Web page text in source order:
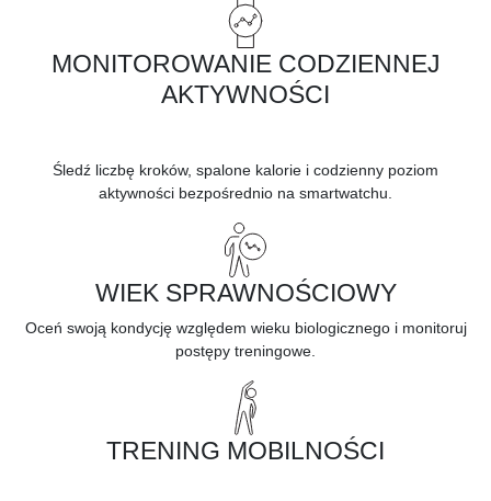
MONITOROWANIE CODZIENNEJ
AKTYWNOŚCI
Śledź liczbę kroków, spalone kalorie i codzienny poziom
aktywności bezpośrednio na smartwatchu.
WIEK SPRAWNOŚCIOWY
Oceń swoją kondycję względem wieku biologicznego i monitoruj
postępy treningowe.
TRENING MOBILNOŚCI